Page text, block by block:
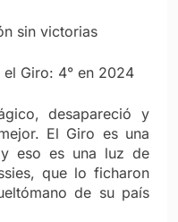
sin victorias
Giro: 4° en 2024
desapareció y
El Giro es una
eso es una luz de
que lo ficharon
de su país